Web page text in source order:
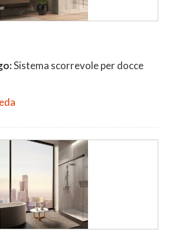
Sistema scorrevole per docce